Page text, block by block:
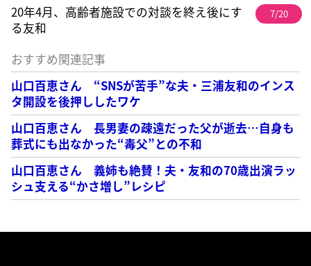
20年4月、高齢者施設での対談を終え後にす
る友和
7/20
おすすめ関連記事
山口百恵さん “SNSが苦手”な夫・三浦友和のインス
タ開設を後押ししたワケ
山口百恵さん 長男妻の疎遠だった父が逝去…自身も
葬式にも出なかった“毒父”との不和
山口百恵さん 義姉も絶賛！夫・友和の70歳出演ラッ
シュ支える“かさ増し”レシピ